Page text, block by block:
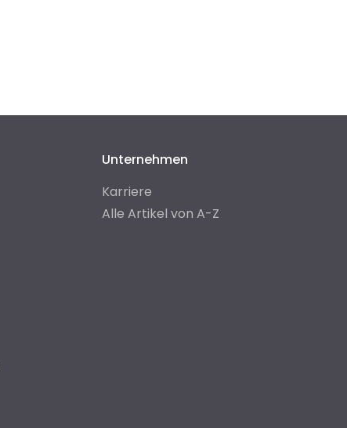
Unternehmen
Karriere
Alle Artikel von A-Z